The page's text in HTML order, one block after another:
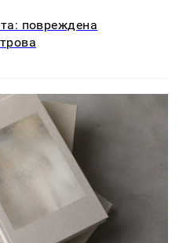
повреждена